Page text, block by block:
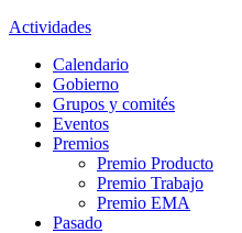
Actividades
Calendario
Gobierno
Grupos y comités
Eventos
Premios
Premio Producto
Premio Trabajo
Premio EMA
Pasado